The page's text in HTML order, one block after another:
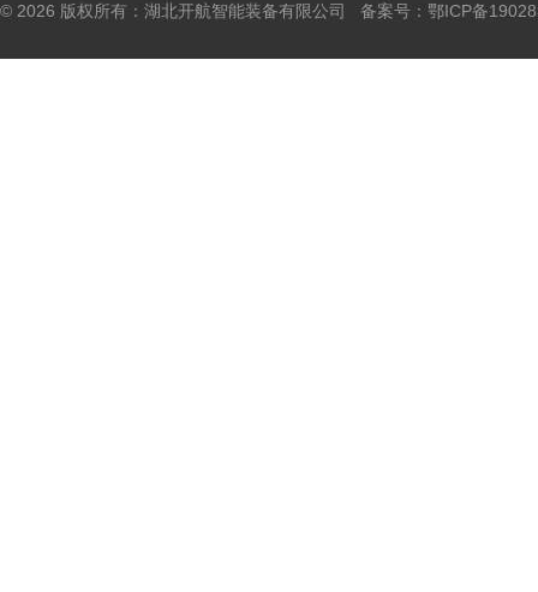
© 2026 版权所有：湖北开航智能装备有限公司 备案号： 鄂ICP备